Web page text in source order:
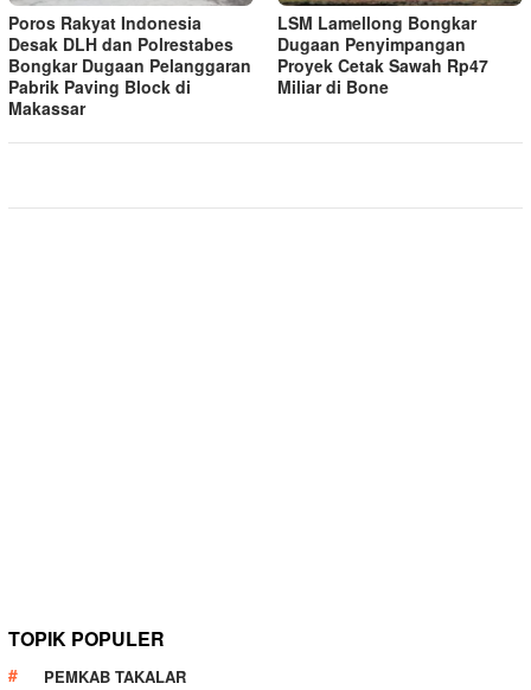
Poros Rakyat Indonesia
Desak DLH dan Polrestabes
Bongkar Dugaan Pelanggaran
Pabrik Paving Block di
Makassar
LSM Lamellong Bongkar
Dugaan Penyimpangan
Proyek Cetak Sawah Rp47
Miliar di Bone
TOPIK POPULER
PEMKAB TAKALAR